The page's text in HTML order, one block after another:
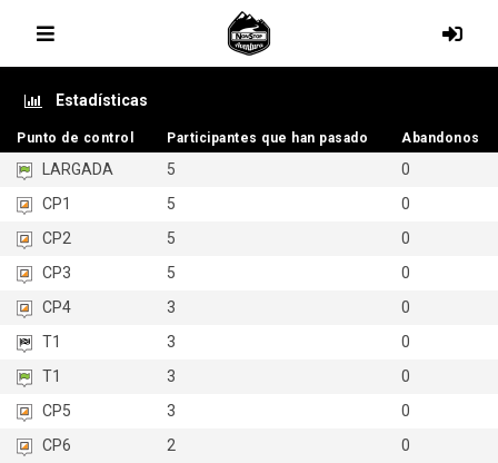
Estadísticas
Punto de control Participantes que han pasado Abandonos
LARGADA 5
0
CP1
5
0
CP2
5
0
CP3
5
0
CP4
3
0
T1
3
0
T1
3
0
CP5
3
0
CP6
2
0
Punto de control Participantes que han pasado Abandonos